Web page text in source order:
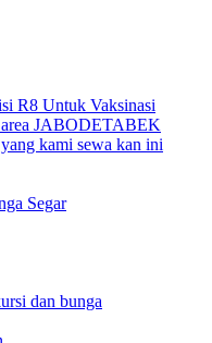
R8 Untuk Vaksinasi
area JABODETABEK
kami sewa kan ini
Segar
dan bunga